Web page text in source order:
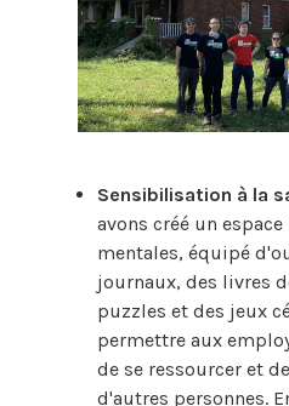
Sensibilisation à la
avons créé un
mentales, équipé
journaux, des livres
puzzles et des jeux
permettre aux
de se ressourcer et
d'autres personnes.